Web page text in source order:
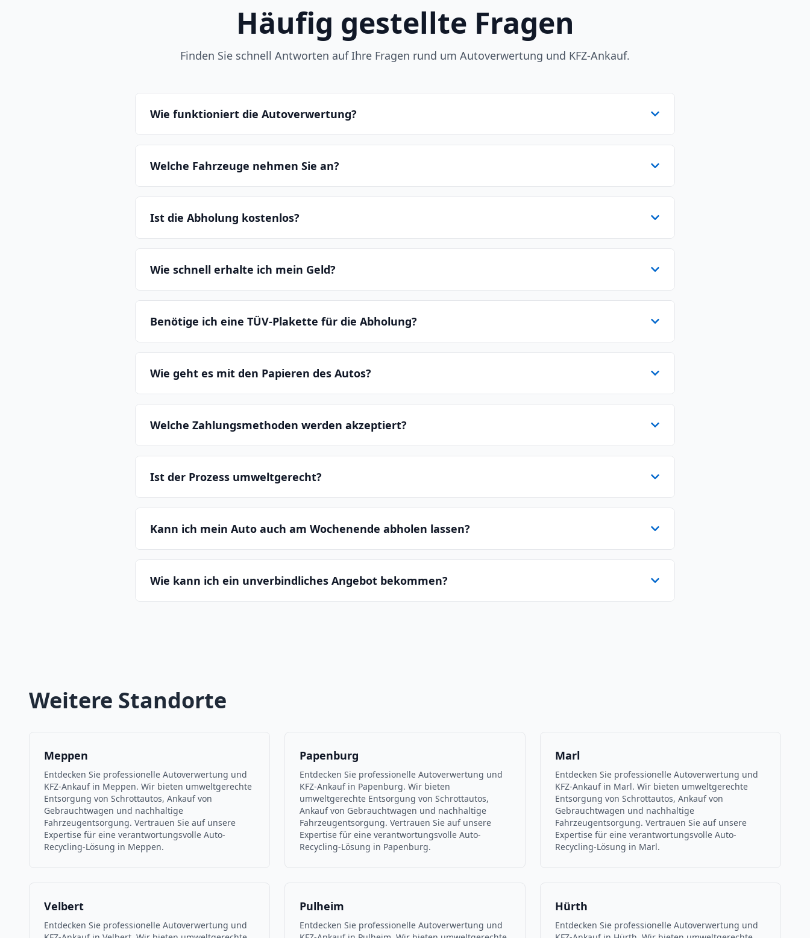
Häufig gestellte Fragen
Finden Sie schnell Antworten auf Ihre Fragen rund um Autoverwertung und KFZ-Ankauf.
Wie funktioniert die Autoverwertung?
Welche Fahrzeuge nehmen Sie an?
Ist die Abholung kostenlos?
Wie schnell erhalte ich mein Geld?
Benötige ich eine TÜV-Plakette für die Abholung?
Wie geht es mit den Papieren des Autos?
Welche Zahlungsmethoden werden akzeptiert?
Ist der Prozess umweltgerecht?
Kann ich mein Auto auch am Wochenende abholen lassen?
Wie kann ich ein unverbindliches Angebot bekommen?
Weitere Standorte
Meppen
Entdecken Sie professionelle Autoverwertung und
KFZ-Ankauf in Meppen. Wir bieten umweltgerechte
Entsorgung von Schrottautos, Ankauf von
Gebrauchtwagen und nachhaltige
Fahrzeugentsorgung. Vertrauen Sie auf unsere
Expertise für eine verantwortungsvolle Auto-
Recycling-Lösung in Meppen.
Papenburg
Entdecken Sie professionelle Autoverwertung und
KFZ-Ankauf in Papenburg. Wir bieten
umweltgerechte Entsorgung von Schrottautos,
Ankauf von Gebrauchtwagen und nachhaltige
Fahrzeugentsorgung. Vertrauen Sie auf unsere
Expertise für eine verantwortungsvolle Auto-
Recycling-Lösung in Papenburg.
Marl
Entdecken Sie professionelle Autoverwertung und
KFZ-Ankauf in Marl. Wir bieten umweltgerechte
Entsorgung von Schrottautos, Ankauf von
Gebrauchtwagen und nachhaltige
Fahrzeugentsorgung. Vertrauen Sie auf unsere
Expertise für eine verantwortungsvolle Auto-
Recycling-Lösung in Marl.
Velbert
Entdecken Sie professionelle Autoverwertung und
Pulheim
Entdecken Sie professionelle Autoverwertung und
Hürth
Entdecken Sie professionelle Autoverwertung und